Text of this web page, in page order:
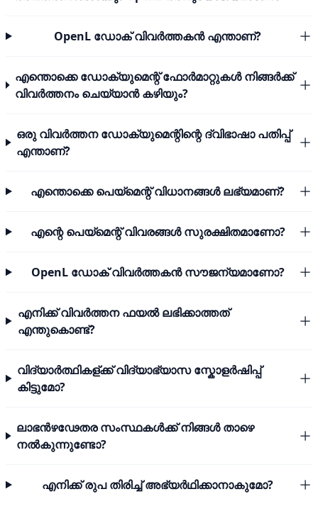
OpenL ഡോക് വിവർത്തകൻ എന്താണ്?
എന്തൊക്കെ ഡോക്യുമെന്റ് ഫോർമാറ്റുകൾ നിങ്ങർക്ക്
വിവർത്തനം ചെയ്യാൻ കഴിയും?
ഒരു വിവർത്തന ഡോക്യുമെന്റിന്റെ ദ്വിഭാഷാ പതിപ്പ്
എന്താണ്?
എന്തൊക്കെ പെയ്മെന്റ് വിധാനങ്ങൾ ലഭ്യമാണ്?
എന്റെ പെയ്മെന്റ് വിവരങ്ങൾ സുരക്ഷിതമാണോ?
OpenL ഡോക് വിവർത്തകൻ സൗജന്യമാണോ?
എനിക്ക് വിവർത്തന ഫയൽ ലഭിക്കാത്തത്
എന്തുകൊണ്ട്?
വിദ്യാർത്ഥികള്ക്ക് വിദ്യാഭ്യാസ സ്കോളർഷിപ്പ്
കിട്ടുമോ?
ലാഭൻഴഢേതര സംസ്ഥകൾക്ക് നിങ്ങൾ താഴെ
നൽകുന്നുണ്ടോ?
എനിക്ക് രുപ തിരിച്ച് അഭ്യർഥിക്കാനാകുമോ?